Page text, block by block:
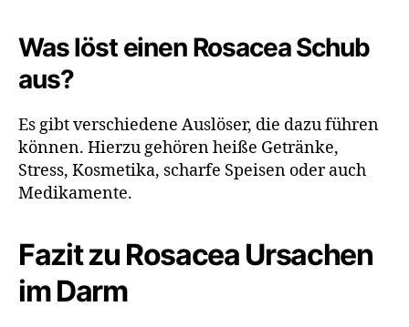
Was löst einen Rosacea Schub
aus?
Es gibt verschiedene Auslöser, die dazu führen
können. Hierzu gehören heiße Getränke,
Stress, Kosmetika, scharfe Speisen oder auch
Medikamente.
Fazit zu Rosacea Ursachen
im Darm